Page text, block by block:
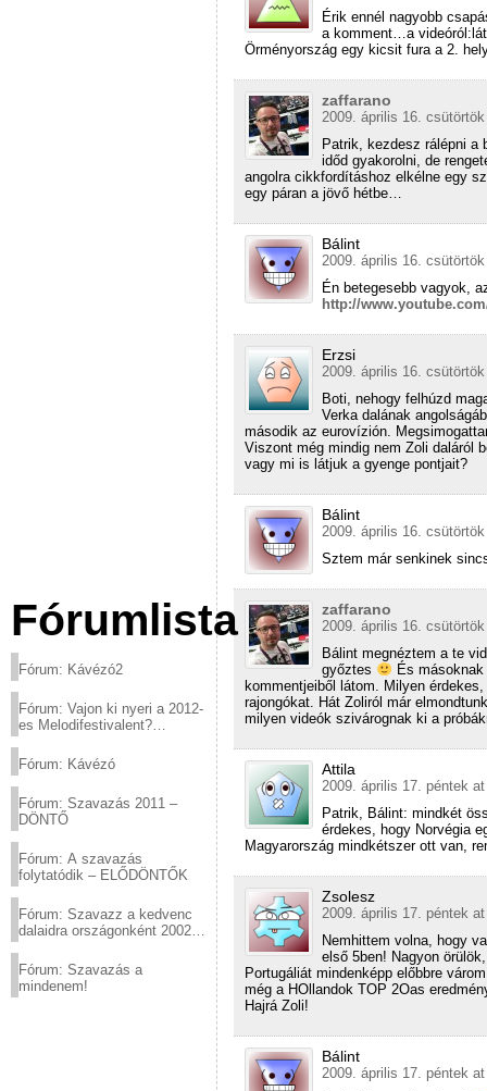
Fórumlista
Fórum: Kávézó2
Fórum: Vajon ki nyeri a 2012-
es Melodifestivalent?
Fórum: Kávézó
Fórum: Szavazás 2011 –
DÖNTŐ
Fórum: A szavazás
folytatódik – ELŐDÖNTŐK
Fórum: Szavazz a kedvenc
dalaidra országonként 2002
Fórum: Szavazás a
mindenem!
Érik ennél nagyobb
a komment…a
Örményország egy kicsit fura a 2.
zaffarano
2009. április 16.
Patrik, kezdesz rálépni a
időd gyakorolni, de
angolra cikkfordításhoz elkélne egy
egy páran a jövő hétbe…
Bálint
2009. április 16.
Én betegesebb vagyok,
http://
Erzsi
2009. április 16.
Boti, nehogy felhúzd
Verka dalának
második az eurovízión.
Viszont még mindig nem Zoli daláról
vagy mi is látjuk a gyenge pontjait?
Bálint
2009. április 16.
Sztem már senkinek
zaffarano
2009. április 16.
Bálint megnéztem a te
győztes
És
kommentjeiből látom. Milyen
rajongókat. Hát Zoliról már
milyen videók szivárognak ki a
Attila
2009. április 17. péntek
Patrik, Bálint: mindkét
érdekes, hogy Norvégia
Magyarország mindkétszer ott van,
Zsolesz
2009. április 17. péntek
Nemhittem volna, hogy
első 5ben! Nagyon
Portugáliát mindenképp előbbre
még a HOllandok TOP 2Oas
Hajrá Zoli!
Bálint
2009. április 17. péntek